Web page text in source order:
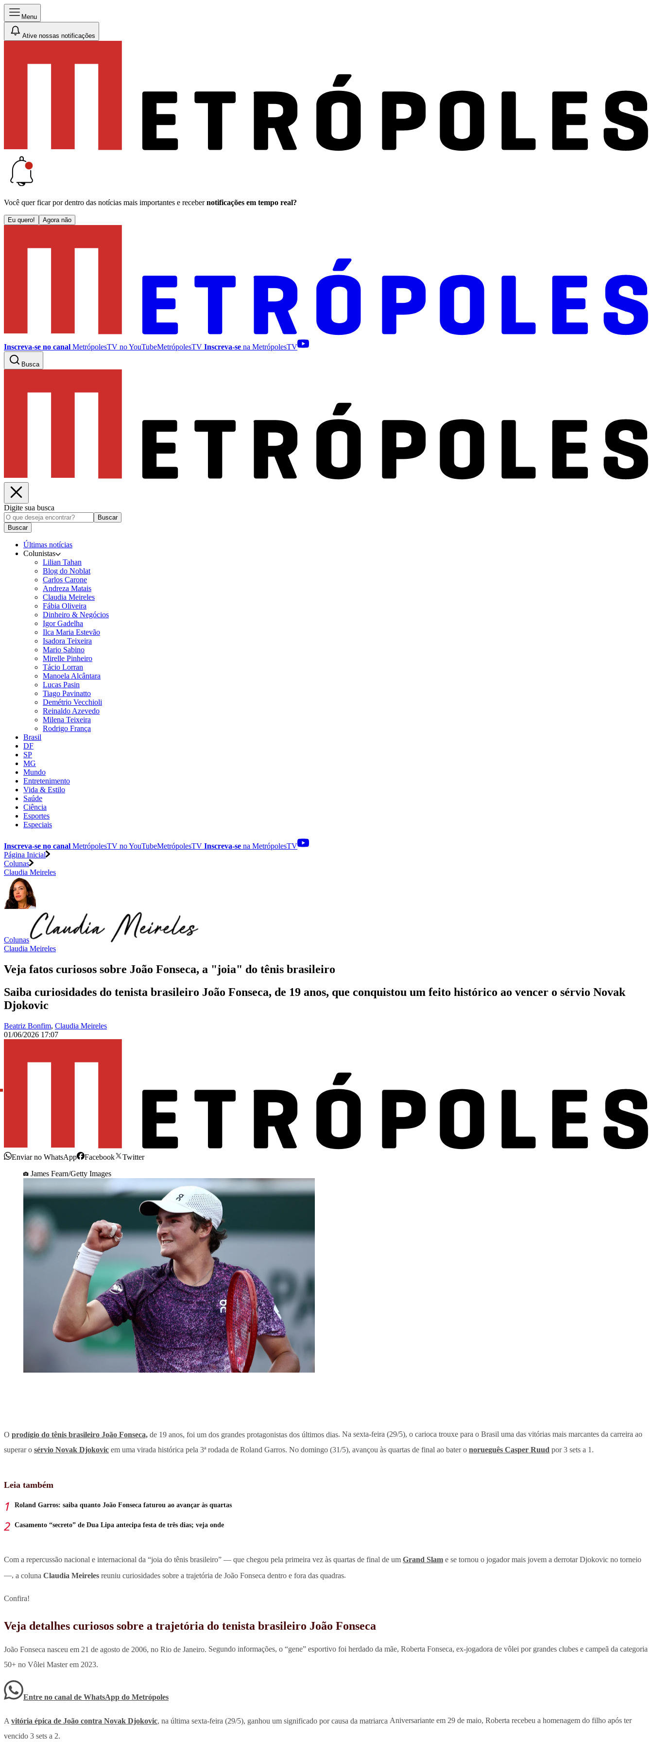
Menu
Ative nossas notificações
Você quer ficar por dentro das notícias mais importantes e receber notificações em tempo real?
Eu quero! Agora não
Inscreva-se no canal MetrópolesTV noYouTubeMetrópolesTV Inscreva-se na MetrópolesTV
Busca
Digite sua busca
Buscar
Buscar
Últimas notícias
Colunistas
Lilian Tahan
Blog do Noblat
Carlos Carone
Andreza Matais
Claudia Meireles
Fábia Oliveira
Dinheiro & Negócios
Igor Gadelha
Ilca Maria Estevão
Isadora Teixeira
Mario Sabino
Mirelle Pinheiro
Tácio Lorran
Manoela Alcântara
Lucas Pasin
Tiago Pavinatto
Demétrio Vecchioli
Reinaldo Azevedo
Milena Teixeira
Rodrigo França
Brasil
DF
SP
MG
Mundo
Entretenimento
Vida & Estilo
Saúde
Ciência
Esportes
Especiais
Inscreva-se no canal MetrópolesTV noYouTubeMetrópolesTV Inscreva-se na MetrópolesTV
Página Inicial
Colunas
Claudia Meireles
Colunas
Claudia Meireles
Veja fatos curiosos sobre João Fonseca, a "joia" do tênis brasileiro
Saiba curiosidades do tenista brasileiro João Fonseca, de 19 anos, que conquistou um feito histórico ao vencer o sérvio Novak
Djokovic
Beatriz Bonfim, Claudia Meireles
01/06/2026 17:07
Enviar no WhatsApp Facebook
Twitter
James Fearn/Getty Images
O prodígio do tênis brasileiro João Fonseca, de 19 anos, foi um dos grandes protagonistas dos últimos dias. Na sexta-feira (29/5), o carioca trouxe para o Brasil uma das vitórias mais marcantes da carreira ao
superar o sérvio Novak Djokovic em uma virada histórica pela 3ª rodada de Roland Garros. No domingo (31/5), avançou às quartas de final ao bater o norueguês Casper Ruud por 3 sets a 1.
Leia também
Roland Garros: saiba quanto João Fonseca faturou ao avançar às quartas
Casamento “secreto” de Dua Lipa antecipa festa de três dias; veja onde
Com a repercussão nacional e internacional da “joia do tênis brasileiro” — que chegou pela primeira vez às quartas de final de um Grand Slam e se tornou o jogador mais jovem a derrotar Djokovic no torneio
—, a coluna Claudia Meireles reuniu curiosidades sobre a trajetória de João Fonseca dentro e fora das quadras.
Confira!
Veja detalhes curiosos sobre a trajetória do tenista brasileiro João Fonseca
João Fonseca nasceu em 21 de agosto de 2006, no Rio de Janeiro. Segundo informações, o “gene” esportivo foi herdado da mãe, Roberta Fonseca, ex-jogadora de vôlei por grandes clubes e campeã da categoria
50+ no Vôlei Master em 2023.
Entre no canal de WhatsApp do Metrópoles
A vitória épica de João contra Novak Djokovic , na última sexta-feira (29/5), ganhou um significado por causa da matriarca Aniversariante em 29 de maio, Roberta recebeu a homenagem do filho após ter
vencido 3 sets a 2.